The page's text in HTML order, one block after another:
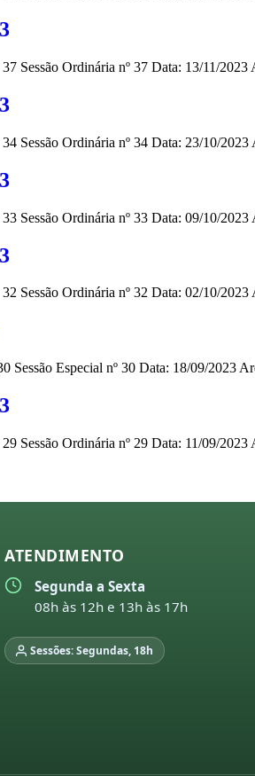
Sessão Ordinária nº 37 Data: 13/11/
34 Sessão Ordinária nº 34 Data: 23/10/
33 Sessão Ordinária nº 33 Data: 09/10/
Sessão Ordinária nº 32 Data: 02/10/
Sessão Especial nº 30 Data: 18/09/2023
Sessão Ordinária nº 29 Data: 11/09/
ATENDIMENTO
Segunda a Sexta
08h às 12h e 13h às 17h
Sessões: Segundas, 18h